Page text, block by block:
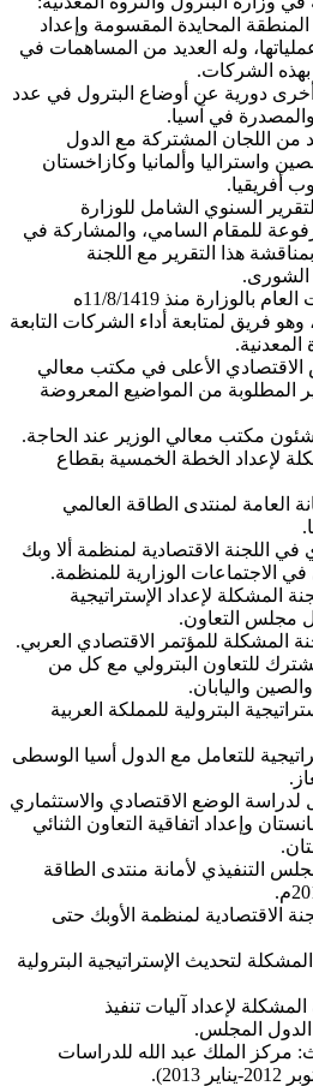
المحايدة المقسومة وإعداد
وله العديد من المساهمات في
بهذه الشركات.
دورية عن أوضاع البترول في عدد
في آسيا.
من اللجان المشتركة مع الدول
واستراليا وألمانيا وكازاخستان
أفريقيا.
السنوي الشامل للوزارة
للمقام السامي، والمشاركة في
هذا التقرير مع اللجنة
الشورى.
رئاسة فريق الدراسات العام بالوزارة منذ 11/8/1419ه
30/11/1999م، وهو فريق لمتابعة أداء الشركات التابعة
المعدنية.
الأعلى في مكتب معالي
المطلوبة من المواضيع المعروضة
مكتب معالي الوزير عند الحاجة.
لإعداد الخطة الخمسية بقطاع
العامة لمنتدى الطاقة العالمي
اللجنة الاقتصادية لمنظمة ألا وبك
الاجتماعات الوزارية للمنظمة.
المشكلة لإعداد الإستراتيجية
مجلس التعاون.
المشكلة للمؤتمر الاقتصادي العربي.
للتعاون البترولي مع كل من
واليابان.
البترولية للمملكة العربية
للتعامل مع الدول أسيا الوسطى
الوضع الاقتصادي والاستثماري
وإعداد اتفاقية التعاون الثنائي
التنفيذي لأمانة منتدى الطاقة
الاقتصادية لمنظمة الأوبك حتى
لتحديث الإستراتيجية البترولية
لإعداد آليات تنفيذ
الدول المجلس.
مركز الملك عبد الله للدراسات